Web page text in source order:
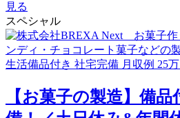
見る
スペシャル
【お菓子の製造】備